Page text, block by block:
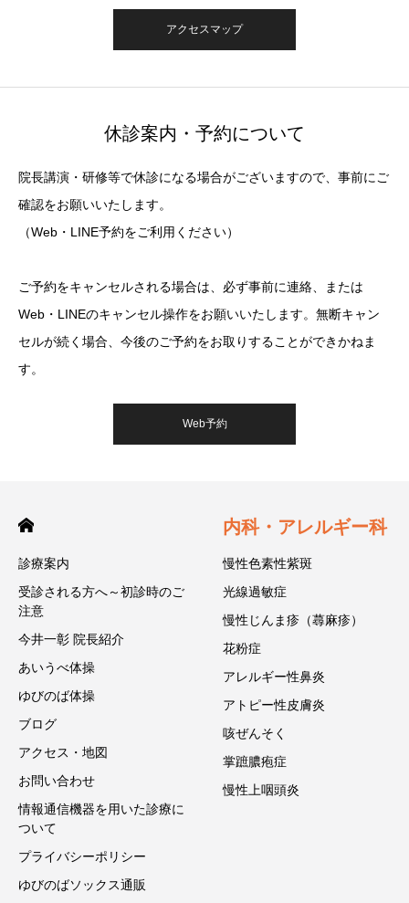
アクセスマップ
休診案内・予約について
院長講演・研修等で休診になる場合がございますので、事前にご
確認をお願いいたします。
（Web・LINE予約をご利用ください）
ご予約をキャンセルされる場合は、必ず事前に連絡、または
Web・LINEのキャンセル操作をお願いいたします。無断キャン
セルが続く場合、今後のご予約をお取りすることができかねま
す。
Web予約
診療案内
受診される方へ～初診時のご
注意
今井一彰 院長紹介
あいうべ体操
ゆびのば体操
ブログ
アクセス・地図
お問い合わせ
情報通信機器を用いた診療に
ついて
プライバシーポリシー
ゆびのばソックス通販
内科・アレルギー科
慢性色素性紫斑
光線過敏症
慢性じんま疹（蕁麻疹）
花粉症
アレルギー性鼻炎
アトピー性皮膚炎
咳ぜんそく
掌蹠膿疱症
慢性上咽頭炎